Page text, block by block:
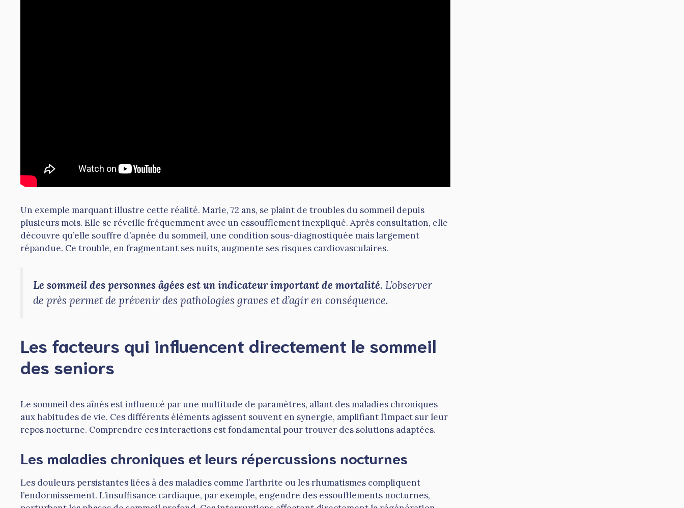
Un exemple marquant illustre cette réalité. Marie, 72 ans, se plaint de troubles du sommeil depuis
plusieurs mois. Elle se réveille fréquemment avec un essoufflement inexpliqué. Après consultation, elle
découvre qu’elle souffre d’apnée du sommeil, une condition sous-diagnostiquée mais largement
répandue. Ce trouble, en fragmentant ses nuits, augmente ses risques cardiovasculaires.
Le sommeil des personnes âgées est un indicateur important de mortalité. L’observer
de près permet de prévenir des pathologies graves et d’agir en conséquence.
Les facteurs qui influencent directement le sommeil
des seniors
Le sommeil des aînés est influencé par une multitude de paramètres, allant des maladies chroniques
aux habitudes de vie. Ces différents éléments agissent souvent en synergie, amplifiant l’impact sur leur
repos nocturne. Comprendre ces interactions est fondamental pour trouver des solutions adaptées.
Les maladies chroniques et leurs répercussions nocturnes
Les douleurs persistantes liées à des maladies comme l’arthrite ou les rhumatismes compliquent
l’endormissement. L’insuffisance cardiaque, par exemple, engendre des essoufflements nocturnes,